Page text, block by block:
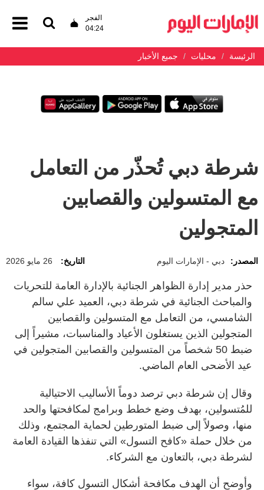
الفجر
04:24
الرئيسة محليات جميع الأخبار
شرطة دبي تُحذّر من التعامل
مع المتسولين والقصابين
المتجولين
المصدر: دبي - الإمارات اليوم التاريخ: 26 مايو 2026
حذر مدير إدارة الظواهر الجنائية بالإدارة العامة للتحريات
والمباحث الجنائية في شرطة دبي، العميد علي سالم
الشامسي، من التعامل مع المتسولين والقصابين
المتجولين الذين يستغلون الأعياد والمناسبات، مشيراً إلى
ضبط 50 شخصاً من المتسولين والقصابين المتجولين في
عيد الأضحى العام الماضي.
وقال إن شرطة دبي ترصد دوماً الأساليب الاحتيالية
للمُتسولين، بهدف وضع خطط وبرامج لمكافحتها والحد
منها، وصولاً إلى ضبط المتورطين لحماية المجتمع، وذلك
من خلال حملة «كافح التسول» التي تنفذها القيادة العامة
لشرطة دبي، بالتعاون مع الشركاء.
وأوضح أن الهدف مكافحة أشكال التسول كافة، سواء